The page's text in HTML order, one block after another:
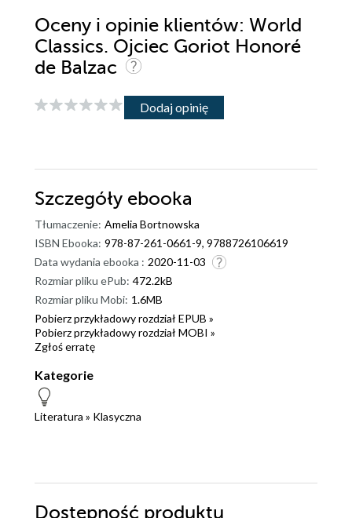
Oceny i opinie klientów: World
Classics. Ojciec Goriot Honoré
de Balzac
Dodaj opinię
Szczegóły ebooka
Tłumaczenie: Amelia Bortnowska
ISBN Ebooka: 978-87-261-0661-9, 9788726106619
Data wydania ebooka : 2020-11-03
Rozmiar pliku ePub: 472.2kB
Rozmiar pliku Mobi: 1.6MB
Pobierz przykładowy rozdział EPUB »
Pobierz przykładowy rozdział MOBI »
Zgłoś erratę
Kategorie
Literatura » Klasyczna
Dostępność produktu